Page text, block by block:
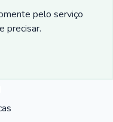
pelo serviço
precisar.